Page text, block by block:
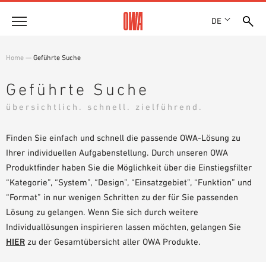
DE
AUSZEICHNUNGEN
STANDORTE
OWA GREEN CIRCLE
OWA-PLUS
PRESSE
SHOWROOM 7TH FLOOR
Produkte
PRODUKTÜBERSICHT
TECHNISCHE SUCHE
FUNKTIONEN
EINSATZGEBIETE
Referenzen
Service
AUSSCHREIBUNGSTEXTE
DOWNLOADS
Karriere
Home — Geführte Suche
Geführte Suche
übersichtlich. schnell. zielführend.
Finden Sie einfach und schnell die passende OWA-Lösung zu
Ihrer individuellen Aufgabenstellung. Durch unseren OWA
Produktfinder haben Sie die Möglichkeit über die Einstiegsfilter
“Kategorie”, “System”, “Design”, “Einsatzgebiet”, “Funktion” und
“Format” in nur wenigen Schritten zu der für Sie passenden
Lösung zu gelangen. Wenn Sie sich durch weitere
Individuallösungen inspirieren lassen möchten, gelangen Sie
HIER zu der Gesamtübersicht aller OWA Produkte.